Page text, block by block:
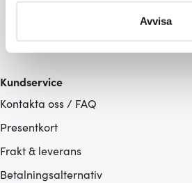
Du kan ändra eller dra tillbaka ditt
ska anpassas efter det som vi tror
gör också att vi kan analysera vår
som du vill dela med dig av.
Avvisa
Kundservice
Kontakta oss / FAQ
Presentkort
Frakt & leverans
Betalningsalternativ